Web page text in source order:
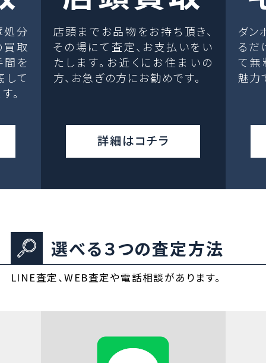
処分
取
間を
して
。
店頭までお品物をお持ち頂き、
その場にて査定、お支払いをい
たします。お近くにお住まいの
方、お急ぎの方にお勧めです。
詳細はコチラ
ダン
るだ
て無
魅力
選べる３つの査定方法
LINE査定、WEB査定や電話相談があります。